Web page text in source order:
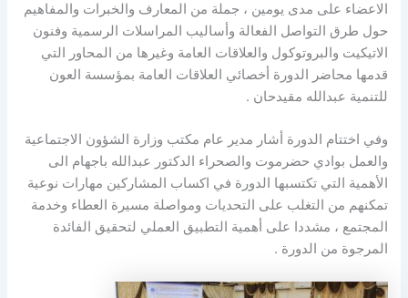
الاعضاء على مدى يومين ، جملة من المعارف والخبرات والمفاهيم
حول طرق التواصل الفعالة وأساليب المراسلات الرسمية وفنون
الاتيكيت والبروتوكول والعلاقات العامة وغيرها من المحاور التي
قدمها محاضر الدورة أخصائي العلاقات العامة بمؤسسة العون
للتنمية عبدالله مقيدحان .
وفي اختتام الدورة أشار مدير عام مكتب وزارة الشؤون الاجتماعية
والعمل بوادي حضرموت والصحراء الدكتور عبدالله باجهام الى
الأهمية التي تكتسبها الدورة في اكساب المشاركين مهارات نوعية
تمكنهم من التغلب على التحديات ومواصلة مسيرة العطاء وخدمة
المجتمع ، مشددا على أهمية التطبيق العملي لتحقيق الفائدة
المرجوة من الدورة .